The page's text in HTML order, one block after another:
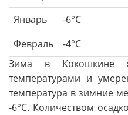
Январь
-6°C
Февраль
-4°C
Зима в Кокошкине
температурами и
температура в зимние
-6°C. Количеством